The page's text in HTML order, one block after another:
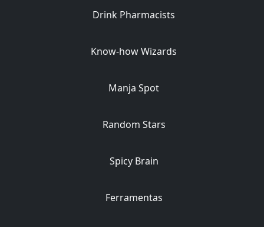
Drink Pharmacists
Know-how Wizards
Manja Spot
Random Stars
Spicy Brain
Ferramentas